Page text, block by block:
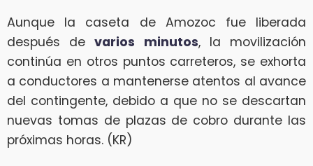
Aunque la caseta de Amozoc fue liberada
después devarios minutos, la movilización
continúa en otros puntos carreteros, se exhorta
a conductores a mantenerse atentos al avance
del contingente, debido a que no se descartan
nuevas tomas de plazas de cobro durante las
próximas horas. (KR)